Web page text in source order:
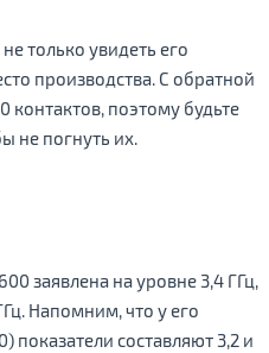
только увидеть его
производства. С обратной
контактов, поэтому будьте
не погнуть их.
заявлена на уровне 3,4 ГГц,
Напомним, что у его
показатели составляют 3,2 и